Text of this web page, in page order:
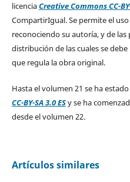
licenciaCreative Commons CC-
CompartirIgual. Se permite el
reconociendo su autoría, y de las
distribución de las cuales se
que regula la obra original.
Hasta el volumen 21 se ha
CC-BY-SA 3.0 ESy se ha
desde el volumen 22.
Artículos similares